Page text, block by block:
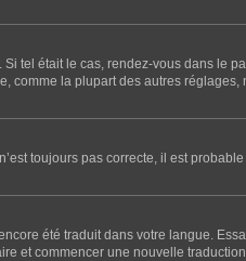
tel était le cas, rendez-vous dans
la plupart des autres
toujours pas correcte, il est
été traduit dans votre langue.
et commencer une nouvelle